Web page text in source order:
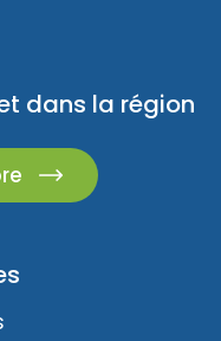
dans la région